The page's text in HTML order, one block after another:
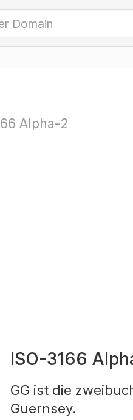
Alpha-2
ISO-3166
GG ist die
Guernsey.